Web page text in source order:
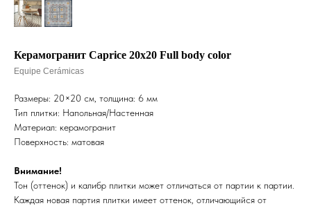
Керамогранит Caprice 20x20 Full body color
Equipe Cerámicas
Размеры: 20×20 см, толщина: 6 мм
Тип плитки: Напольная/Настенная
Материал: керамогранит
Поверхность: матовая
Внимание!
Тон (оттенок) и калибр плитки может отличаться от партии к партии.
Каждая новая партия плитки имеет оттенок, отличающийся от